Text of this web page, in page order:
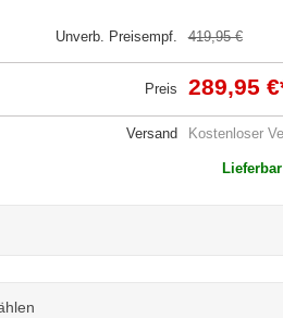
Unverb. Preisempf. 419,95 €
Preis 289,95 €
Versand Kostenloser
Lieferbar